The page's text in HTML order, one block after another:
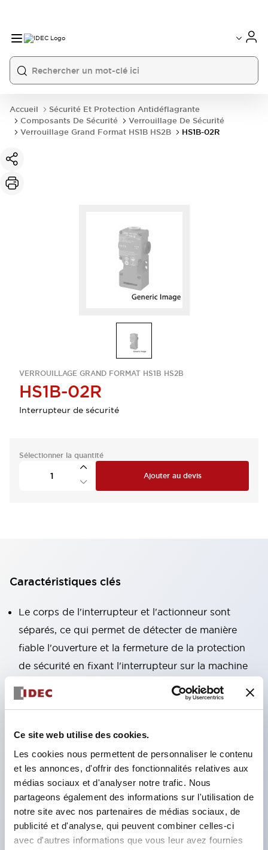
Ce site web utilise des cookies.
Les cookies nous permettent de personnaliser le contenu
et les annonces, d'offrir des fonctionnalités relatives aux
médias sociaux et d'analyser notre trafic. Nous
partageons également des informations sur l'utilisation de
notre site avec nos partenaires de médias sociaux, de
publicité et d'analyse, qui peuvent combiner celles-ci
avec d'autres informations que vous leur avez fournies
Accueil
Sécurité Et Protection Antidéflagrante
Composants De Sécurité
Verrouillage De Sécurité
Verrouillage Grand Format HS1B HS2B
HS1B-02R
VERROUILLAGE GRAND FORMAT HS1B HS2B
HS1B-02R
Interrupteur de sécurité
Sélectionner la quantité
Ajouter au devis
Caractéristiques clés
Le corps de l'interrupteur et l'actionneur sont
séparés, ce qui permet de détecter de manière
fiable l'ouverture et la fermeture de la protection
de sécurité en fixant l'interrupteur sur la machine
et l'actionneur sur la porte.
La partie des contacts est protégée selon la norme
Le contact NC dispose d'une fonction de coupure
directe. (IEC/EN60947-5-1)
Avec un actionneur dédié, la désactivation est
empêchée. (ISO14119, EN1088), fixé sur la
protection de sécurité, il détecte l'entrée dans la
zone dangereuse.
L'insertion de l'actionneur est possible dans deux